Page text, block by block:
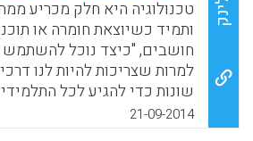
WhatsApp
Facebook
Email
X
לינק
טכנולוגיה היא חלק מכריע
ותמיד כשיוצאת חומרה או
חושבים, "כיצד נוכל להשתמש
למרות שצריכות להיות לנו
שונות כדי להגיע לכל
מדי אנו מתחילים לחשוב על
מה שהתלמידים שלנו צריכים.
21-09-2014